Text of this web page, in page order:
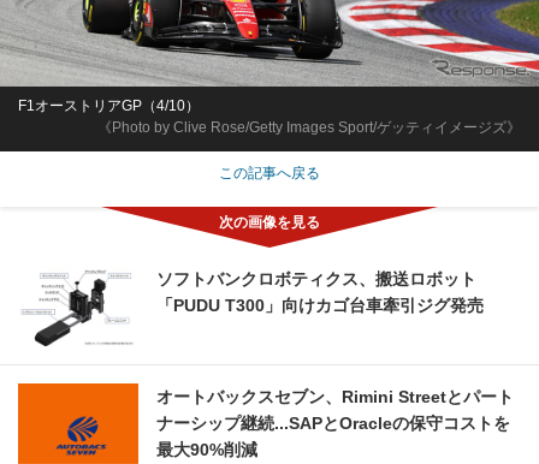
《Photo by Clive Rose/Getty Images Sport/ゲッティイメージズ》
F1オーストリアGP（4/10）
この記事へ戻る
ソフトバンクロボティクス、搬送ロボット
「PUDU T300」向けカゴ台車牽引ジグ発売
オートバックスセブン、Rimini Streetとパート
ナーシップ継続...SAPとOracleの保守コストを
最大90%削減